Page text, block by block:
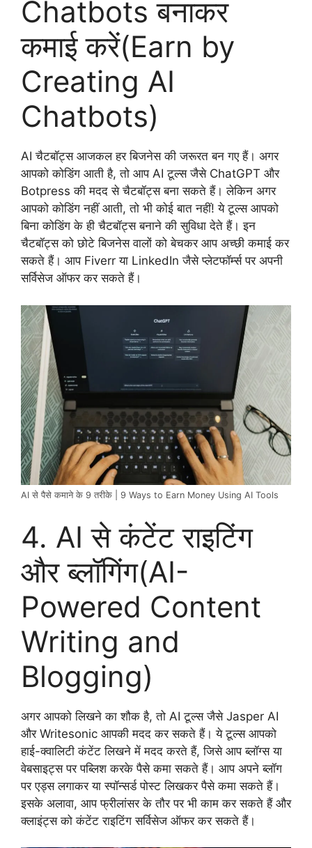
Chatbots बनाकर
कमाई करें(Earn by
Creating AI
Chatbots)
AI चैटबॉट्स आजकल हर बिजनेस की जरूरत बन गए हैं। अगर
आपको कोडिंग आती है, तो आप AI टूल्स जैसे ChatGPT और
Botpress की मदद से चैटबॉट्स बना सकते हैं। लेकिन अगर
आपको कोडिंग नहीं आती, तो भी कोई बात नहीं! ये टूल्स आपको
बिना कोडिंग के ही चैटबॉट्स बनाने की सुविधा देते हैं। इन
चैटबॉट्स को छोटे बिजनेस वालों को बेचकर आप अच्छी कमाई कर
सकते हैं। आप Fiverr या LinkedIn जैसे प्लेटफॉर्म्स पर अपनी
सर्विसेज ऑफर कर सकते हैं।
AI से पैसे कमाने के 9 तरीके | 9 Ways to Earn Money Using AI Tools
4. AI से कंटेंट राइटिंग
और ब्लॉगिंग(AI-
Powered Content
Writing and
Blogging)
अगर आपको लिखने का शौक है, तो AI टूल्स जैसे Jasper AI
और Writesonic आपकी मदद कर सकते हैं। ये टूल्स आपको
हाई-क्वालिटी कंटेंट लिखने में मदद करते हैं, जिसे आप ब्लॉग्स या
वेबसाइट्स पर पब्लिश करके पैसे कमा सकते हैं। आप अपने ब्लॉग
पर एड्स लगाकर या स्पॉन्सर्ड पोस्ट लिखकर पैसे कमा सकते हैं।
इसके अलावा, आप फ्रीलांसर के तौर पर भी काम कर सकते हैं और
क्लाइंट्स को कंटेंट राइटिंग सर्विसेज ऑफर कर सकते हैं।